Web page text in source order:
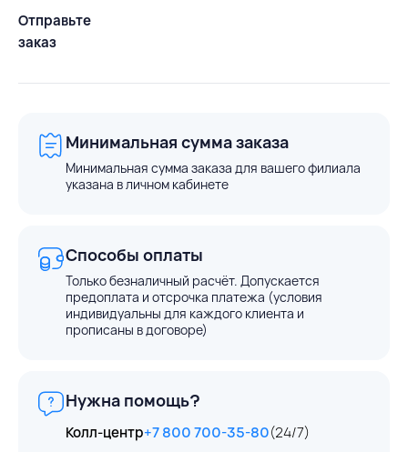
Отправьте
заказ
Минимальная сумма заказа
Минимальная сумма заказа для вашего филиала
указана в личном кабинете
Способы оплаты
Только безналичный расчёт. Допускается
предоплата и отсрочка платежа (условия
индивидуальны для каждого клиента и
прописаны в договоре)
Нужна помощь?
Колл-центр+7 800 700-35-80(24/7)